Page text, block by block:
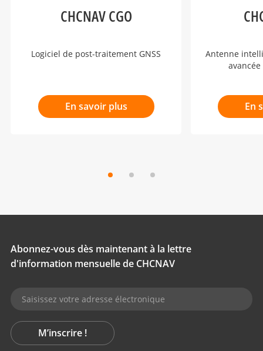
CHCNAV CGO
Logiciel de post-traitement GNSS
En savoir plus
Antenne
En
Abonnez-vous dès maintenant à la lettre
d'information mensuelle de CHCNAV
M’inscrire !